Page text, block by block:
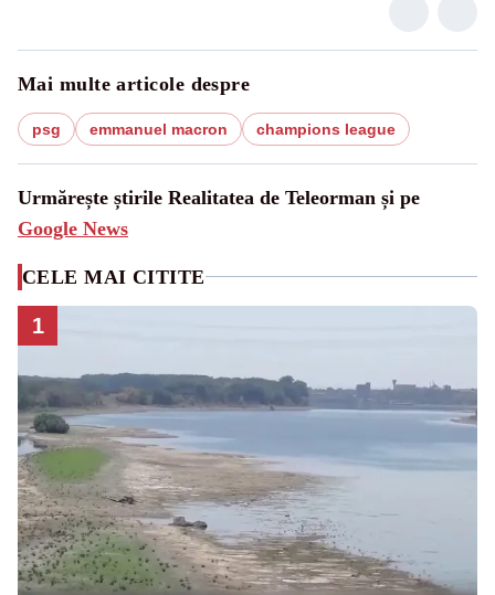
Mai multe articole despre
psg emmanuel macron champions league
Urmărește știrile Realitatea de Teleorman și pe
Google News
CELE MAI CITITE
1